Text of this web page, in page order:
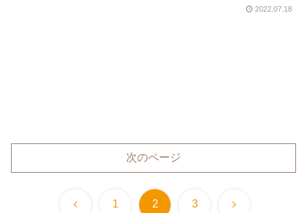
2022.07.18
次のページ
前 1 2 3 次